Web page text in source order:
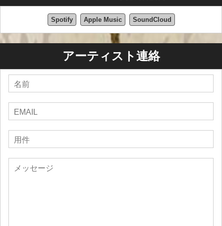
Spotify Apple Music SoundCloud
アーティスト連絡